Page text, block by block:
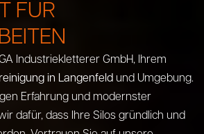
FÜR
Industriekletterer GmbH, Ihrem
in Langenfeld und Umgebung.
Erfahrung und modernster
dafür, dass Ihre Silos gründlich und